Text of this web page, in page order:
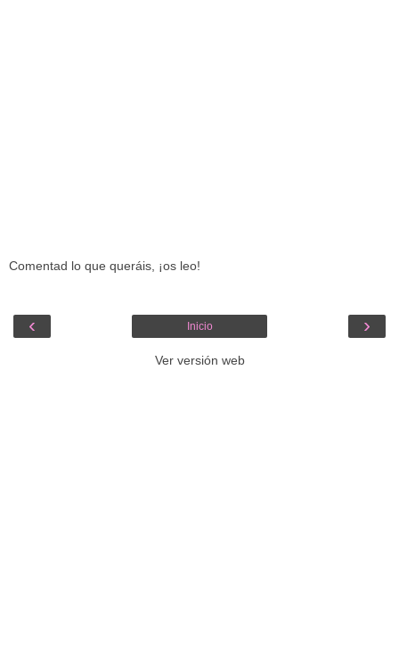
Comentad lo que queráis, ¡os leo!
‹ ›
Inicio
Ver versión web